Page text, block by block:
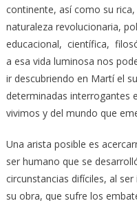
continente, así como su
naturaleza revolucionaria,
educacional, científica,
a esa vida luminosa nos
ir descubriendo en Martí el
determinadas interrogantes
vivimos y del mundo que
Una arista posible es
ser humano que se
circunstancias difíciles, al
su obra, que sufre los